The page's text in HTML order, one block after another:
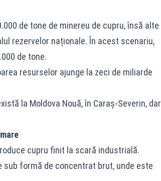
de tone de minereu de cupru, însă alte
rezervelor naționale. În acest scenariu,
de tone.
resurselor ajunge la zeci de miliarde
la Moldova Nouă, în Caraș-Severin, dar
cupru finit la scară industrială.
formă de concentrat brut, unde este